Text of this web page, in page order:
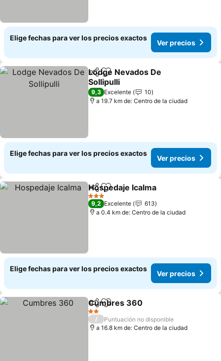
Elige fechas para ver los precios exactos
Ver precios
CompartirAgregar a favoritos
Lodge Nevados De
Sollipulli
Ver precios
9,3 Excelente
10
a 19.7 km de: Centro de la ciudad
Elige fechas para ver los precios exactos
Ver precios
CompartirAgregar a favoritos
Hospedaje Icalma
3 Estrellas
9,2 Excelente
613
a 0.4 km de: Centro de la ciudad
Elige fechas para ver los precios exactos
Ver precios
CompartirAgregar a favoritos
Cumbres 360
2 Estrellas
/
Puntuación no disponible
a 16.8 km de: Centro de la ciudad